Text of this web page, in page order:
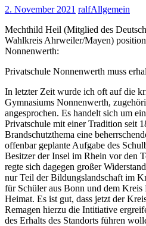
2. November 2021 ralfAllgemein
Mechthild Heil (Mitglied des
Wahlkreis Ahrweiler/Mayen)
Nonnenwerth:
Privatschule Nonnenwerth muss
In letzter Zeit wurde ich oft auf die
Gymnasiums Nonnenwerth,
angesprochen. Es handelt sich um
Privatschule mit einer Tradition seit
Brandschutzthema eine
offenbar geplante Aufgabe des
Besitzer der Insel im Rhein vor den
regte sich dagegen großer
nur Teil der Bildungslandschaft im
für Schüler aus Bonn und dem
Heimat. Es ist gut, dass jetzt der
Remagen hierzu die Intitiative
des Erhalts des Standorts führen